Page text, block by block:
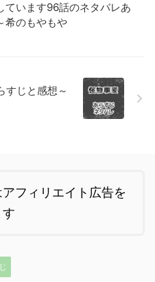
ています96話のネタバレあ
希のもやもや
すじと感想～
フィリエイト広告を